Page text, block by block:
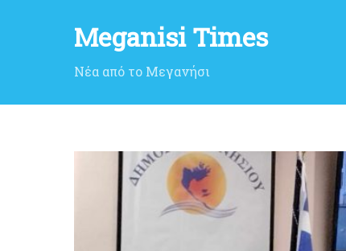
Meganisi Times
Νέα από το Μεγανήσι